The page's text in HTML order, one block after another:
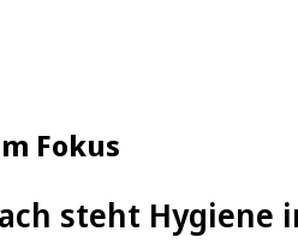
Fokus
steht Hygiene